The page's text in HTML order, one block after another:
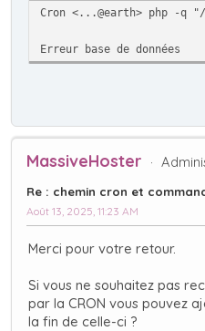
Cron <...@earth> php -q
Erreur base de données
MassiveHoster
Re : chemin cron et
Août 13, 2025, 11:23 AM
Merci pour votre retour.
Si vous ne souhaitez pas
par la CRON vous pouvez
la fin de celle-ci ?